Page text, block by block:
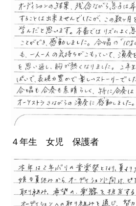
４年生 女児 保護者